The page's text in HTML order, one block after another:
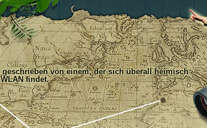
geschrieben von einem, der sich überall heimisch
findet.